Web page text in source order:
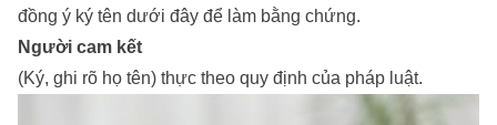
đồng ý ký tên dưới đây để làm bằng chứng.
Người cam kết
(Ký, ghi rõ họ tên) thực theo quy định của pháp luật.